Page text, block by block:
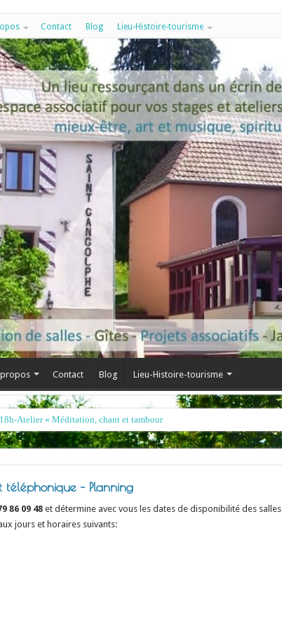
Contact Blog Lieu-Histoire-tourisme
Contact Blog Lieu-Histoire-tourisme
– Planning
86 09 48et détermine avec vous les dates de disponibilité des salles
jours et horaires suivants: